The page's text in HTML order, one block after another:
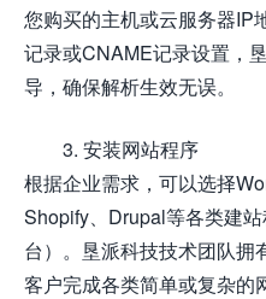
您购买的主机或云服务器IP
记录或CNAME记录设置，
导，确保解析生效无误。
3. 安装网站程序
根据企业需求，可以选择
Shopify、Drupal等各类建
台）。垦派科技技术团队拥
客户完成各类简单或复杂的